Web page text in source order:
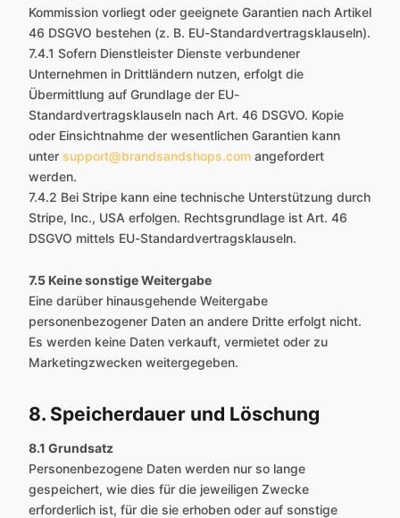
Kommission vorliegt oder geeignete Garantien nach Artikel
46 DSGVO bestehen (z. B. EU-Standardvertragsklauseln).
7.4.1 Sofern Dienstleister Dienste verbundener
Unternehmen in Drittländern nutzen, erfolgt die
Übermittlung auf Grundlage der EU-
Standardvertragsklauseln nach Art. 46 DSGVO. Kopie
oder Einsichtnahme der wesentlichen Garantien kann
unter support@brandsandshops.com angefordert
werden.
7.4.2 Bei Stripe kann eine technische Unterstützung durch
Stripe, Inc., USA erfolgen. Rechtsgrundlage ist Art. 46
DSGVO mittels EU-Standardvertragsklauseln.
7.5 Keine sonstige Weitergabe
Eine darüber hinausgehende Weitergabe
personenbezogener Daten an andere Dritte erfolgt nicht.
Es werden keine Daten verkauft, vermietet oder zu
Marketingzwecken weitergegeben.
8. Speicherdauer und Löschung
8.1 Grundsatz
Personenbezogene Daten werden nur so lange
gespeichert, wie dies für die jeweiligen Zwecke
erforderlich ist, für die sie erhoben oder auf sonstige